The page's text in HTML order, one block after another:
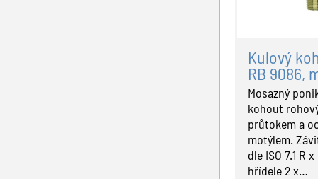
Kulový
RB 9086,
Mosazný
kohout
průtokem a
motýlem.
dle ISO 7.1 R
hřídele 2 x…